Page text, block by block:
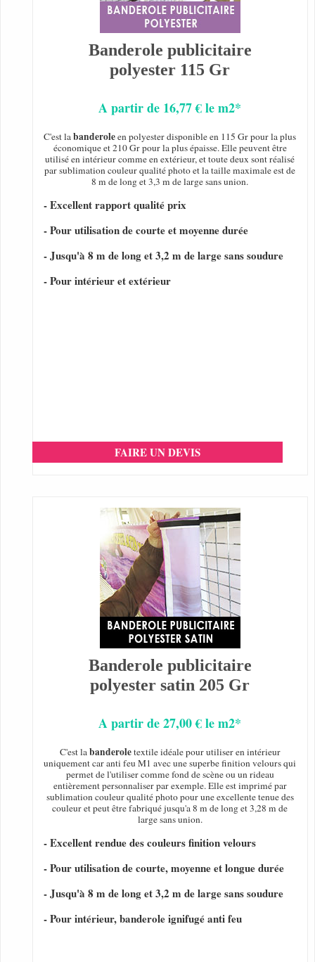
Banderole publicitaire
polyester 115 Gr
A partir de 16,77 € le m2*
C'est labanderoleen polyester disponible en 115 Gr pour la plus
économique et 210 Gr pour la plus épaisse. Elle peuvent être
utilisé en intérieur comme en extérieur, et toute deux sont réalisé
par sublimation couleur qualité photo et la taille maximale est de
8 m de long et 3,3 m de large sans union.
- Excellent rapport qualité prix
- Pour utilisation de courte et moyenne durée
- Jusqu'à 8 m de long et 3,2 m de large sans soudure
- Pour intérieur et extérieur
FAIRE UN DEVIS
Banderole publicitaire
polyester satin 205 Gr
A partir de 27,00 € le m2*
C'est labanderoletextile idéale pour utiliser en intérieur
uniquement car anti feu M1 avec une superbe finition velours qui
permet de l'utiliser comme fond de scène ou un rideau
entièrement personnaliser par exemple. Elle est imprimé par
sublimation couleur qualité photo pour une excellente tenue des
couleur et peut être fabriqué jusqu'a 8 m de long et 3,28 m de
large sans union.
- Excellent rendue des couleurs finition velours
- Pour utilisation de courte, moyenne et longue durée
- Jusqu'à 8 m de long et 3,2 m de large sans soudure
- Pour intérieur, banderole ignifugé anti feu